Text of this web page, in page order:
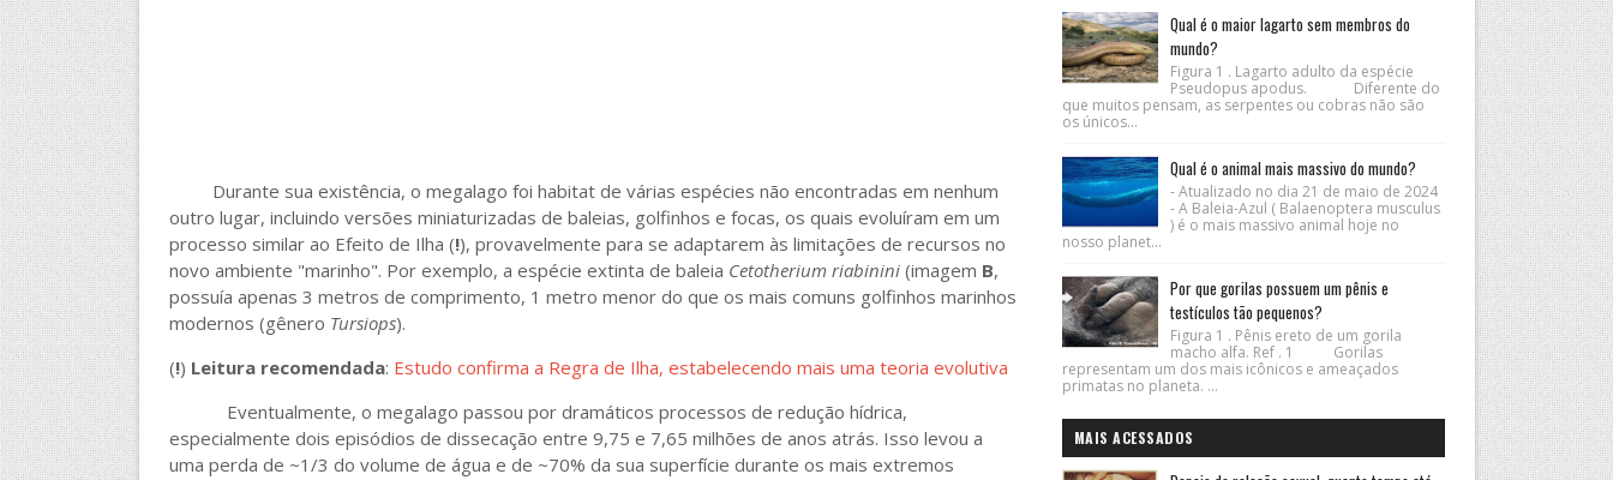
Durante sua existência, o megalago foi habitat de várias espécies não encontradas em nenhum
outro lugar, incluindo versões miniaturizadas de baleias, golfinhos e focas, os quais evoluíram em um
processo similar ao Efeito de Ilha (!), provavelmente para se adaptarem às limitações de recursos no
novo ambiente "marinho". Por exemplo, a espécie extinta de baleia Cetotherium riabinini(imagem B,
possuía apenas 3 metros de comprimento, 1 metro menor do que os mais comuns golfinhos marinhos
modernos (gênero Tursiops).
(!) Leitura recomendada: Estudo confirma a Regra de Ilha, estabelecendo mais uma teoria evolutiva
Eventualmente, o megalago passou por dramáticos processos de redução hídrica,
especialmente dois episódios de dissecação entre 9,75 e 7,65 milhões de anos atrás. Isso levou a
uma perda de ~1/3 do volume de água e de ~70% da sua superfície durante os mais extremos
Qual é o maior lagarto sem membros do
mundo?
Figura 1 . Lagarto adulto da espécie
Pseudopus apodus. Diferente do
que muitos pensam, as serpentes ou cobras não são
os únicos...
Qual é o animal mais massivo do mundo?
- Atualizado no dia 21 de maio de 2024
- A Baleia-Azul ( Balaenoptera musculus
) é o mais massivo animal hoje no
nosso planet...
Por que gorilas possuem um pênis e
testículos tão pequenos?
Figura 1 . Pênis ereto de um gorila
macho alfa. Ref . 1 Gorilas
representam um dos mais icônicos e ameaçados
primatas no planeta. ...
MAIS ACESSADOS